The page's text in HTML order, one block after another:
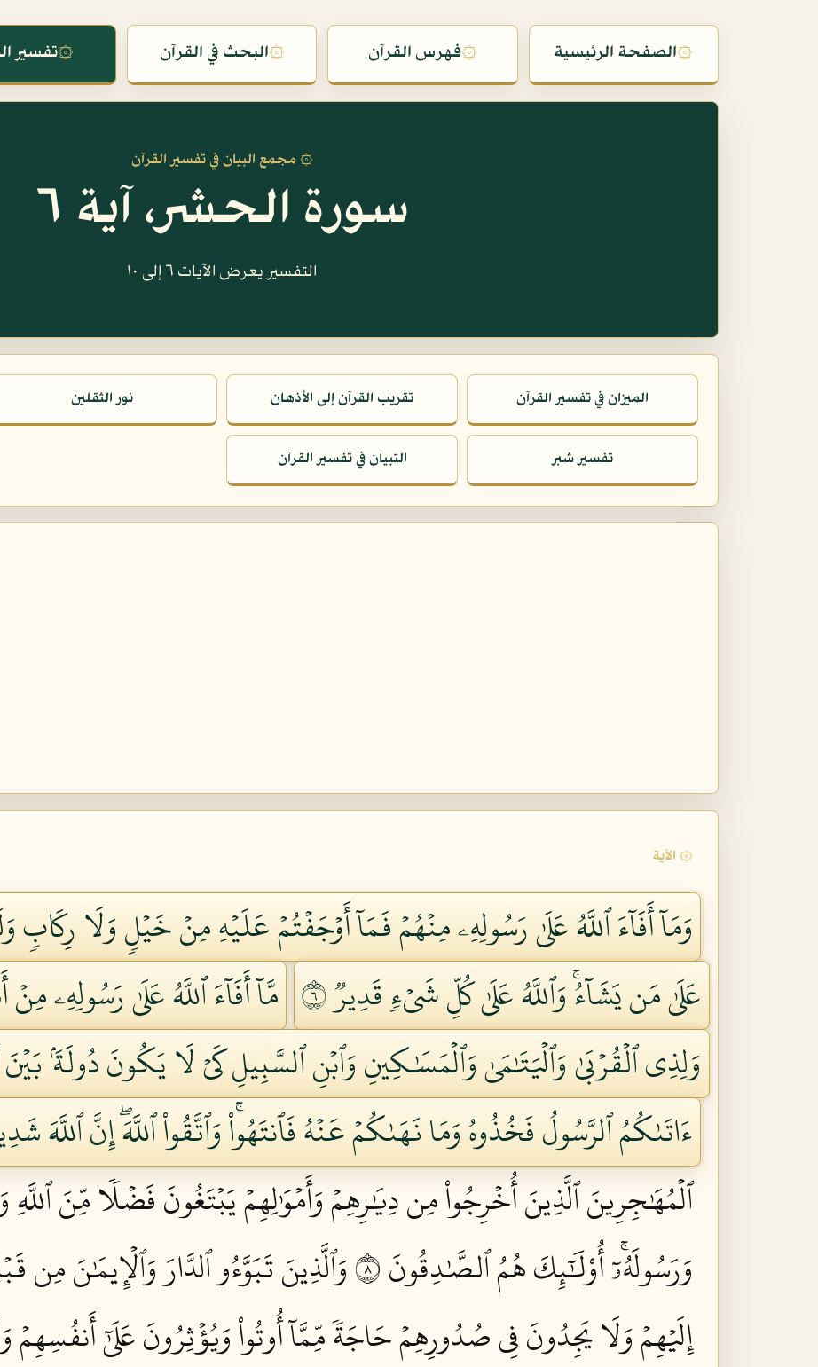
۞الصفحة الرئيسية ۞فهرس القرآن ۞البحث في القرآن ۞تفسير
۞ مجمع البيان في تفسير القرآن
سورة الحشر، آية ٦
التفسير يعرض الآيات ٦ إلى ١٠
الميزان في تفسير القرآن تقريب القرآن إلى الأذهان نور الثقلين
تفسير شبر التبيان في تفسير القرآن
۞ الآية
وَمَآ أَفَآءَ ٱللَّهُ عَلَىٰ رَسُولِهِۦ مِنۡهُمۡ فَمَآ أَوۡجَفۡتُمۡ عَلَيۡهِ مِنۡ خَيۡلٖ وَلَا
عَلَىٰ مَن يَشَآءُۚ وَٱللَّهُ عَلَىٰ كُلِّ شَيۡءٖ قَدِيرٞ ٦
مَّآ أَفَآءَ ٱللَّهُ عَلَىٰ رَسُولِهِۦ
وَلِذِي ٱلۡقُرۡبَىٰ وَٱلۡيَتَٰمَىٰ وَٱلۡمَسَٰكِينِ وَٱبۡنِ ٱلسَّبِيلِ كَيۡ لَا يَكُونَ دُولَةَۢ بَيۡنَ
ءَاتَىٰكُمُ ٱلرَّسُولُ فَخُذُوهُ وَمَا نَهَىٰكُمۡ عَنۡهُ فَٱنتَهُواْۚ وَٱتَّقُواْ ٱللَّهَۖ إِنَّ ٱللَّهَ
ٱلۡمُهَٰجِرِينَ ٱلَّذِينَ أُخۡرِجُواْ مِن دِيَٰرِهِمۡ وَأَمۡوَٰلِهِمۡ يَبۡتَغُونَ فَضۡلٗا مِّنَ ٱللَّهِ
وَرَسُولَهُۥٓۚ أُوْلَٰٓئِكَ هُمُ ٱلصَّٰدِقُونَ ٨
وَٱلَّذِينَ تَبَوَّءُو ٱلدَّارَ وَٱلۡإِيمَٰنَ
إِلَيۡهِمۡ وَلَا يَجِدُونَ فِي صُدُورِهِمۡ حَاجَةٗ مِّمَّآ أُوتُواْ وَيُؤۡثِرُونَ عَلَىٰٓ